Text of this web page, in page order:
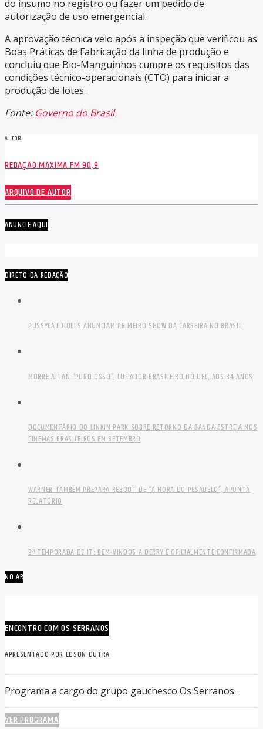
do insumo no registro ou fazer um pedido de
autorização de uso emergencial.
A aprovação técnica veio após a inspeção que verificou as
Boas Práticas de Fabricação da linha de produção e
concluiu que Bio-Manguinhos cumpre os requisitos das
condições técnico-operacionais (CTO) para iniciar a
produção de lotes.
Fonte: Governo do Brasil
AUTOR
REDAÇÃO MÁXIMA FM 90,9
ARQUIVO DE AUTOR
ANUNCIE AQUI
DIRETO DA REDAÇÃO
PUSSYCAT DOLLS ANUNCIAM PRIMEIRO SHOW DA CARREIRA NO BRASIL
MORRE ALLAN “PURO OSSO”, LUTADOR BRASILEIRO DO UFC, AOS 34 ANOS
DOCUMENTÁRIO DO LINKIN PARK SOBRE RETORNO DA BANDA ESTREIA NOS
CINEMAS BRASILEIROS EM SETEMBRO
WARNER TAMBÉM PREPARA REBOOT DE “A HORA DO PESADELO”, APONTA
RELATÓRIO
2ª TEMPORADA DE IT: BEM-VINDOS A DERRY É OFICIALMENTE CONFIRMADA
NO AR
ENCONTRO COM OS SERRANOS
APRESENTADO POR EDSON DUTRA
Programa a cargo do grupo gauchesco Os Serranos.
VER PROGRAMA